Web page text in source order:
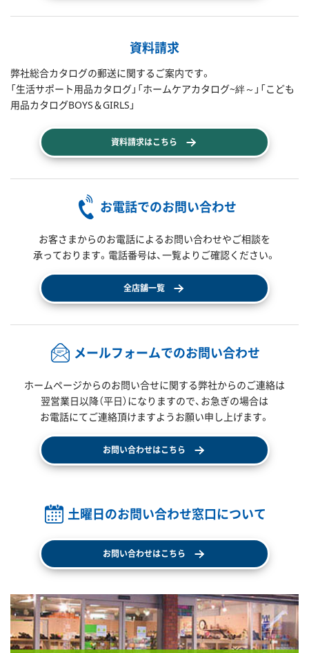
資料請求
弊社総合カタログの郵送に関するご案内です。
「生活サポート用品カタログ」「ホームケアカタログ~絆～」「こども
用品カタログBOYS＆GIRLS」
資料請求はこちら
お電話でのお問い合わせ
お客さまからのお電話によるお問い合わせやご相談を
承っております。電話番号は、一覧よりご確認ください。
全店舗一覧
メールフォームでのお問い合わせ
ホームページからのお問い合せに関する弊社からのご連絡は
翌営業日以降（平日）になりますので、 お急ぎの場合は
お電話にてご連絡頂けますようお願い申し上げます。
お問い合わせはこちら
土曜日のお問い合わせ窓口について
お問い合わせはこちら